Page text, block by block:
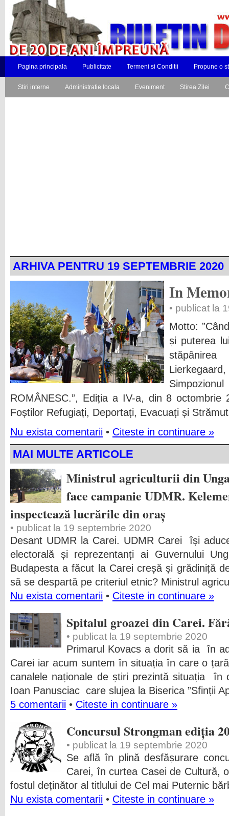
Pagina principala Publicitate Termeni si Conditii Propune o
Stiri interne Administratie locala Eveniment Stirea Zilei
ARHIVA PENTRU 19 SEPTEMBRIE 2020
In
• publicat la
Motto:
și puterea
ROMÂNESC.”, Ediția a IV-a, din 8 octombrie
Foștilor Refugiați, Deportați, Evacuați și
Nu exista comentarii • Citeste in continuare »
MAI MULTE ARTICOLE
Ministrul agriculturii din
face campanie UDMR.
inspectează lucrările din oraș
• publicat la 19 septembrie 2020
Desant UDMR la Carei. UDMR Carei își
electorală și reprezentanți ai Guvernului
Budapesta a făcut la Carei creșă și grădiniță
să se despartă pe criteriul etnic? Ministrul
Nu exista comentarii • Citeste in continuare »
Spitalul groazei din Carei.
• publicat la 19 septembrie 2020
Primarul Kovacs a dorit să ia în
Carei iar acum suntem în situația în care o
canalele naționale de știri prezintă situația în
Ioan Panusciac care slujea la Biserica ”Sfinții
5 comentarii • Citeste in continuare »
Concursul Strongman ediția
• publicat la 19 septembrie 2020
Se află în plină desfășurare
Carei, în curtea Casei de Cultură,
fostul deținător al titlului de Cel mai Puternic
Nu exista comentarii • Citeste in continuare »